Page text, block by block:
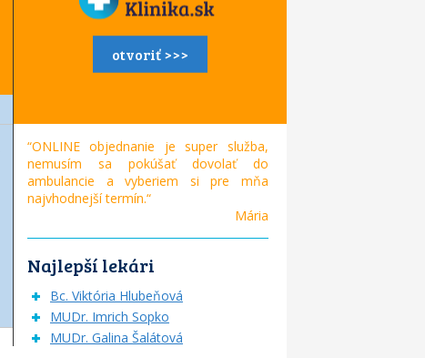
otvoriť >>>
“ONLINE objednanie je super služba,
nemusím sa pokúšať dovolať do
ambulancie a vyberiem si pre mňa
najvhodnejší termín.“
Mária
Najlepší lekári
Bc. Viktória Hlubeňová
MUDr. Imrich Sopko
MUDr. Galina Šalátová